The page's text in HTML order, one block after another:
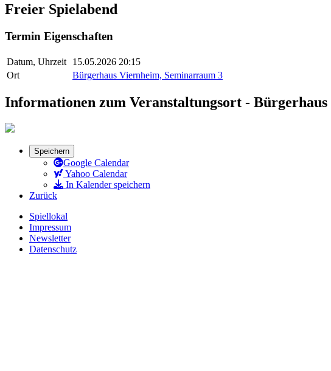
Freier Spielabend
Termin Eigenschaften
Datum, Uhrzeit
15.05.2026 20:15
Ort
Bürgerhaus Viernheim, Seminarraum 3
Informationen zum Veranstaltungsort -
Speichern
Google Calendar
Yahoo Calendar
In Kalender speichern
Zurück
Spiellokal
Impressum
Newsletter
Datenschutz